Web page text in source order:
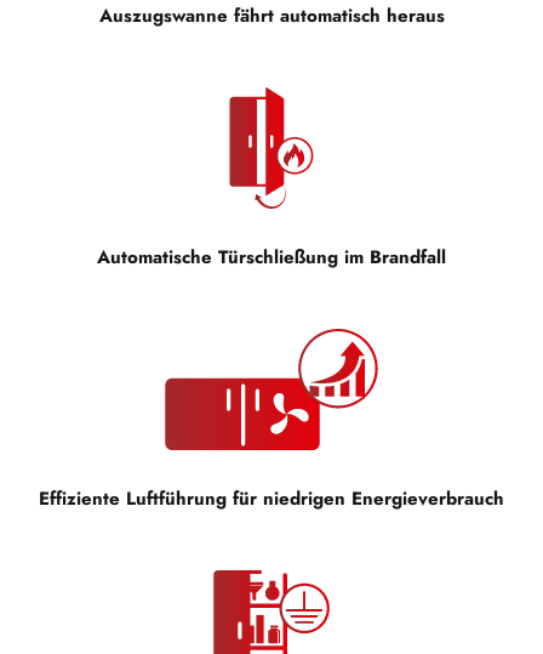
Auszugswanne fährt automatisch heraus
Automatische Türschließung im Brandfall
Effiziente Luftführung für niedrigen Energieverbrauch